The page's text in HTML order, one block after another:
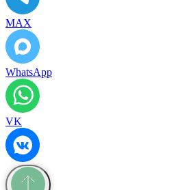
MAX
WhatsApp
VK